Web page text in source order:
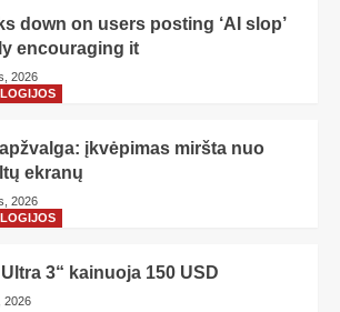
down on users posting ‘AI slop’
encouraging it
2026
įkvėpimas miršta nuo
ekranų
2026
3“ kainuoja 150 USD
2026